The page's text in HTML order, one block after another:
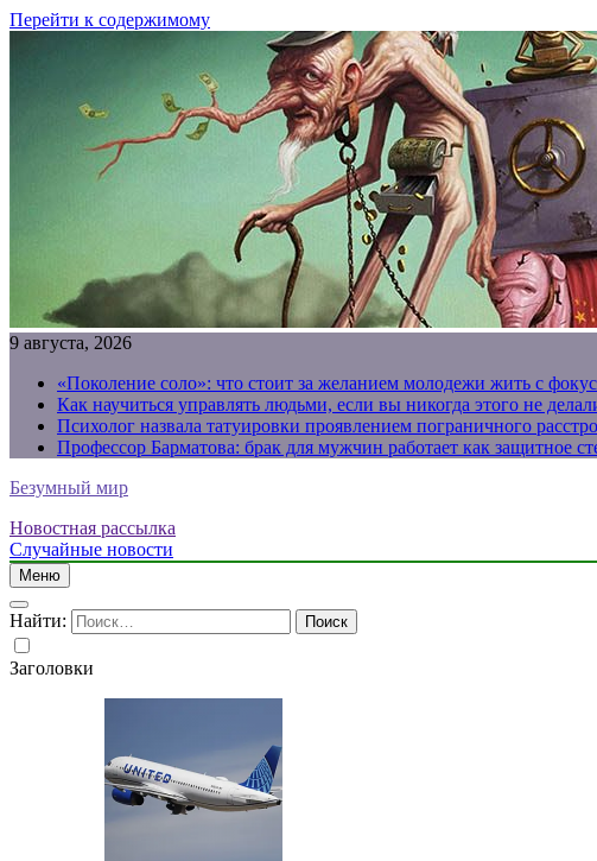
Перейти к содержимому
9 августа, 2026
«Поколение соло»: что стоит за желанием молодежи жить с
Как научиться управлять людьми, если вы никогда этого не
Психолог назвала татуировки проявлением пограничного
Профессор Барматова: брак для мужчин работает как защитное
Безумный мир
Новостная рассылка
Случайные новости
Меню
Найти:
Заголовки